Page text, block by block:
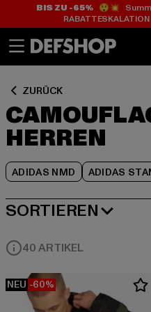
BIS ZU -65%😲💥
ZURÜCK
HERREN
ADIDAS NMD ADIDAS
SORTIEREN
BELIEBTESTE
40 ARTIKEL
NEU -60%